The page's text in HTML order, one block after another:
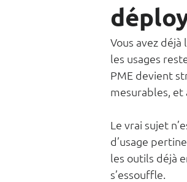
Vous avez
les usages
PME devient
mesurables, et
Le vrai sujet
d’usage
les outils déjà
s’essouffle.